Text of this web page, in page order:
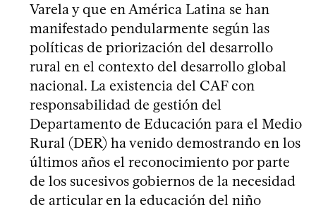
Varela y que en América Latina se han
manifestado pendularmente según las
políticas de priorización del desarrollo
rural en el contexto del desarrollo global
nacional. La existencia del CAF con
responsabilidad de gestión del
Departamento de Educación para el Medio
Rural (DER) ha venido demostrando en los
últimos años el reconocimiento por parte
de los sucesivos gobiernos de la necesidad
de articular en la educación del niño